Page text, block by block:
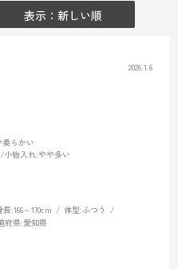
表示：新しい順
2026.1.6
柔らかい
小物入れ:やや多い
長:166～170cm 体型:ふつう
府県:愛知県